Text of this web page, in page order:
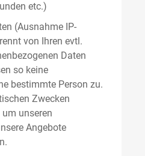
etc.)
(Ausnahme IP-
von Ihren evtl.
Daten
so keine
bestimmte Person zu.
Zwecken
unseren
Angebote